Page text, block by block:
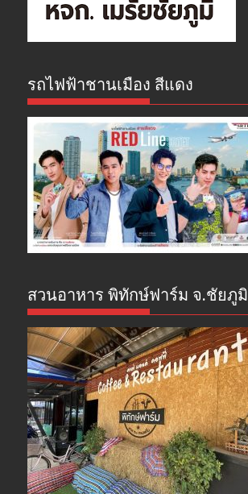
รถไฟฟ้าชานเมือง สีแดง
สวนอาหาร พิทักษ์ฟาร์ม จ.ชัยภูมิ